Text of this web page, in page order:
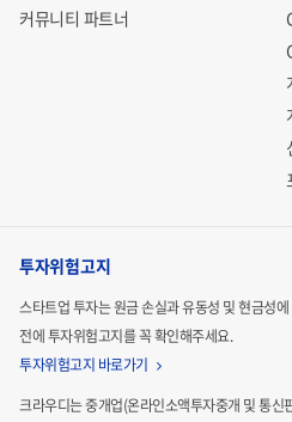
커뮤니티 파트너
투자위험고지
스타트업 투자는 원금 손실과 유동성 및 현금성
전에 투자위험고지를 꼭 확인해주세요.
투자위험고지 바로가기
크라우디는 중개업(온라인소액투자중개 및 통신